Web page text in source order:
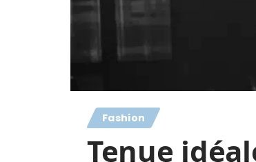
Fashion
Tenue